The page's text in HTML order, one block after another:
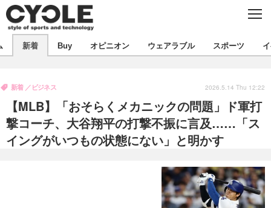
C
E
製品/用品
衣類
飲食
バックナンバー
コラム
インプレ
ボイス
デバイス
ビジネス
国内
海外
スポーツ
短信
まとめ
写真
イベント
スポーツ
文化
出版／映画
新着 Buy オピニオン ウェアラブル スポーツ
【MLB】「おそらくメカニックの問題」ド軍打
撃コーチ、大谷翔平の打撃不振に言及……「ス
イングがいつもの状態にない」と明かす
新着 ビジネス 2026.5.14 Thu 12:22